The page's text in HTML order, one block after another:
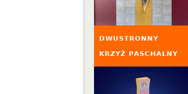
DWUSTRONNY
KRZYŻ PASCHALNY